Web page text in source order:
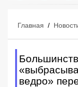
Главная /
ведро»